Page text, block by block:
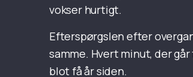
vokser hurtigt.
Efterspørgslen efter
samme. Hvert minut, der
blot få år siden.